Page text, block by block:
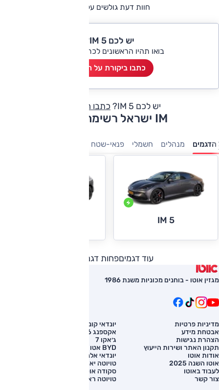
חוות דעת גולשים על IM 5
יש לכם IM 5?
בואו תהיו הראשונים לכתוב ביקורת
כתבו ביקורת על הרכב
יש לכם IM 5? כתבו חוות דעת
IM ישראל רשימת דגמים
הדגמים מנהלים חשמלי פנאי-שטח
IM 5
עוד דגמיםפחות דגמים
מגזין אוטו - בוחנים מכוניות משנת 1986
מדיניות פרטיות
אבטחת מידע
הצהרת נגישות
תקנון האתר ושירות הייעוץ
אודות אוטו
אוטו השנה 2025
לעבוד באוטו
צור קשר
יונדאי קונה
אקספנג G6
ג׳אקו 7
BYD אטו 3
יונדאי אלנטרה
טויוטה יאריס קרוס
סקודה אוקטביה
טויוטה ראב 4